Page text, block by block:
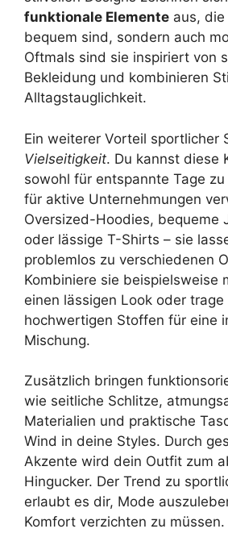
funktionale Elemente aus,
bequem sind, sondern auch
Oftmals sind sie inspiriert von
Bekleidung und kombinieren
Alltagstauglichkeit.
Ein weiterer Vorteil sportlicher
Vielseitigkeit. Du kannst diese
sowohl für entspannte Tage
für aktive Unternehmungen
Oversized-Hoodies, bequeme
oder lässige T-Shirts – sie
problemlos zu verschiedenen
Kombiniere sie beispielsweise
einen lässigen Look oder trage
hochwertigen Stoffen für eine
Mischung.
Zusätzlich bringen
wie seitliche Schlitze,
Materialien und praktische
Wind in deine Styles. Durch
Akzente wird dein Outfit zum
Hingucker. Der Trend zu
erlaubt es dir, Mode
Komfort verzichten zu